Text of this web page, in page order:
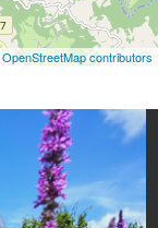
OpenStreetMap contributors